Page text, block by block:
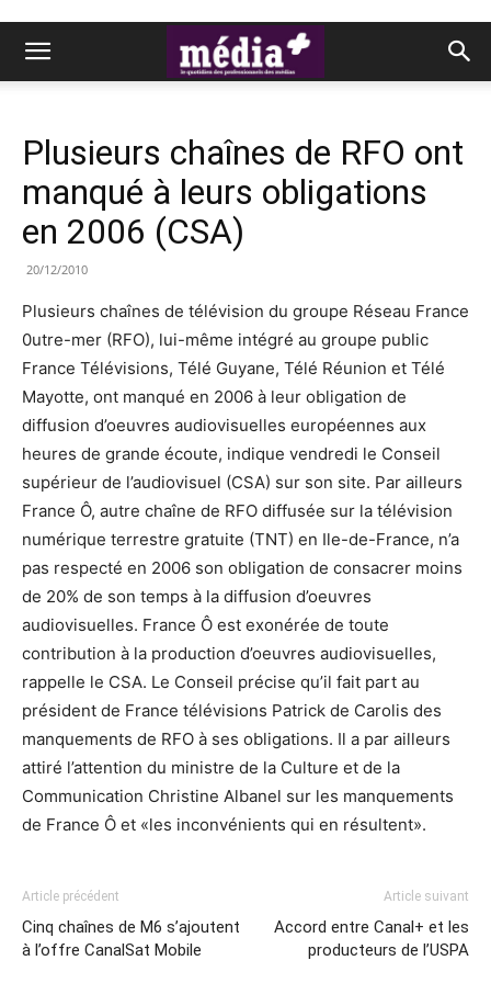
Plusieurs chaînes de RFO ont
manqué à leurs obligations
en 2006 (CSA)
20/12/2010
Plusieurs chaînes de télévision du groupe Réseau France
0utre-mer (RFO), lui-même intégré au groupe public
France Télévisions, Télé Guyane, Télé Réunion et Télé
Mayotte, ont manqué en 2006 à leur obligation de
diffusion d’oeuvres audiovisuelles européennes aux
heures de grande écoute, indique vendredi le Conseil
supérieur de l’audiovisuel (CSA) sur son site. Par ailleurs
France Ô, autre chaîne de RFO diffusée sur la télévision
numérique terrestre gratuite (TNT) en Ile-de-France, n’a
pas respecté en 2006 son obligation de consacrer moins
de 20% de son temps à la diffusion d’oeuvres
audiovisuelles. France Ô est exonérée de toute
contribution à la production d’oeuvres audiovisuelles,
rappelle le CSA. Le Conseil précise qu’il fait part au
président de France télévisions Patrick de Carolis des
manquements de RFO à ses obligations. Il a par ailleurs
attiré l’attention du ministre de la Culture et de la
Communication Christine Albanel sur les manquements
de France Ô et «les inconvénients qui en résultent».
Article précédent
Cinq chaînes de M6 s’ajoutent
à l’offre CanalSat Mobile
Article suivant
Accord entre Canal+ et les
producteurs de l’USPA